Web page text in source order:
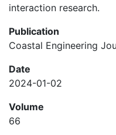
interaction research.
Publication
Coastal Engineering
Date
2024-01-02
Volume
66